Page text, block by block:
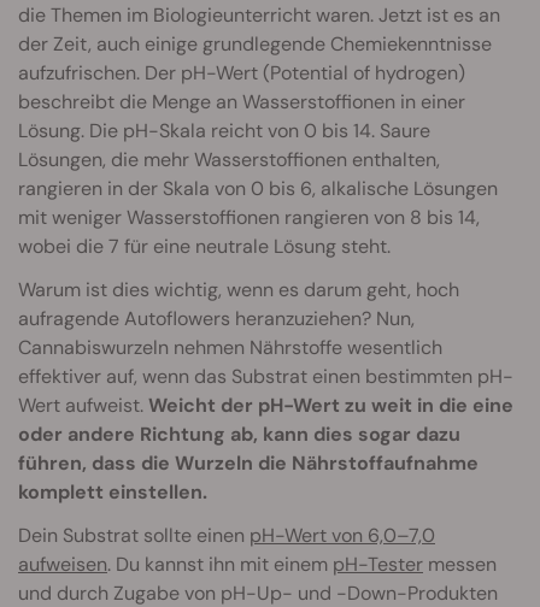
die Themen im Biologieunterricht waren. Jetzt ist es an
der Zeit, auch einige grundlegende Chemiekenntnisse
aufzufrischen. Der pH-Wert (Potential of hydrogen)
beschreibt die Menge an Wasserstoffionen in einer
Lösung. Die pH-Skala reicht von 0 bis 14. Saure
Lösungen, die mehr Wasserstoffionen enthalten,
rangieren in der Skala von 0 bis 6, alkalische Lösungen
mit weniger Wasserstoffionen rangieren von 8 bis 14,
wobei die 7 für eine neutrale Lösung steht.
Warum ist dies wichtig, wenn es darum geht, hoch
aufragende Autoflowers heranzuziehen? Nun,
Cannabiswurzeln nehmen Nährstoffe wesentlich
effektiver auf, wenn das Substrat einen bestimmten pH-
Wert aufweist.Weicht der pH-Wert zu weit in die eine
oder andere Richtung ab, kann dies sogar dazu
führen, dass die Wurzeln die Nährstoffaufnahme
komplett einstellen.
Dein Substrat sollte einen pH-Wert von 6,0–7,0
aufweisen. Du kannst ihn mit einem pH-Tester messen
und durch Zugabe von pH-Up- und -Down-Produkten